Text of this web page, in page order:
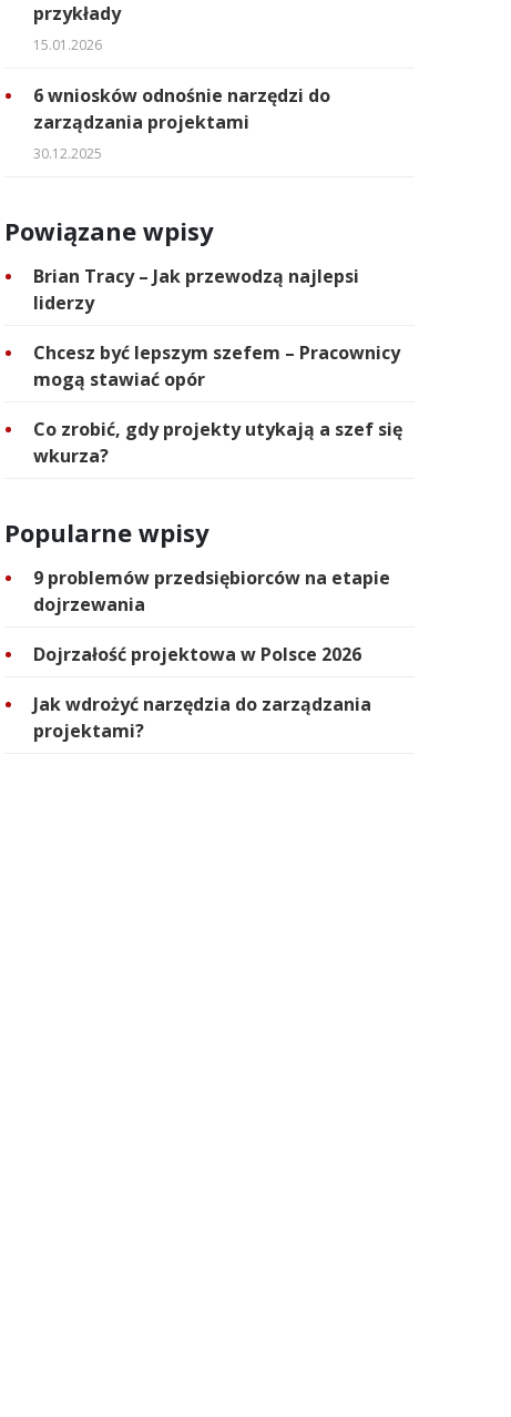
przykłady
15.01.2026
6 wniosków odnośnie narzędzi do
zarządzania projektami
30.12.2025
Powiązane wpisy
Brian Tracy – Jak przewodzą najlepsi
liderzy
Chcesz być lepszym szefem – Pracownicy
mogą stawiać opór
Co zrobić, gdy projekty utykają a szef się
wkurza?
Popularne wpisy
9 problemów przedsiębiorców na etapie
dojrzewania
Dojrzałość projektowa w Polsce 2026
Jak wdrożyć narzędzia do zarządzania
projektami?